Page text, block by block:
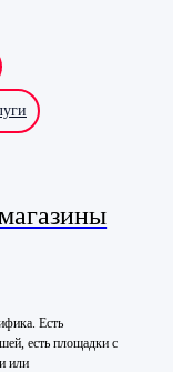
Есть
есть площадки с
или